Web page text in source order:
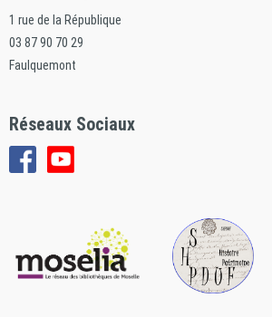
1 rue de la République
03 87 90 70 29
Faulquemont
Réseaux Sociaux